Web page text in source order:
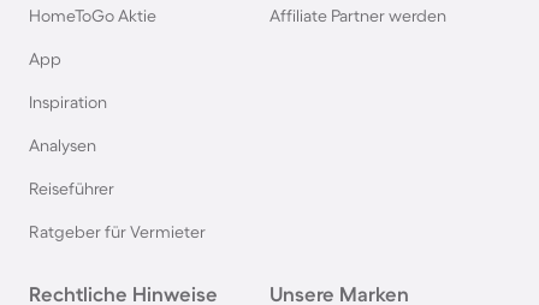
Camping in Schweden
Camping in Holland
HomeToGo Aktie
App
Inspiration
Analysen
Reiseführer
Ratgeber für Vermieter
Affiliate Partner werden
Rechtliche Hinweise Unsere Marken